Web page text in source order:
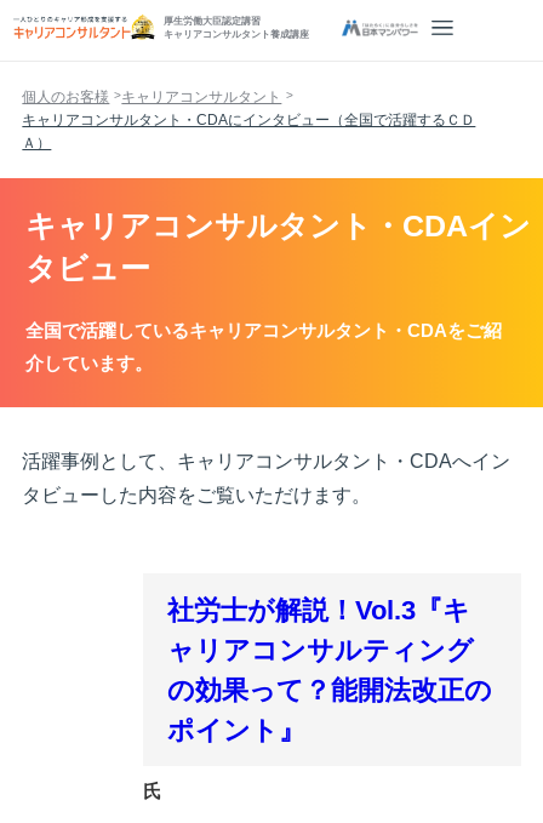
厚生労働大臣認定講習
キャリアコンサルタント養成講座
個人のお客様
キャリアコンサルタント
キャリアコンサルタント・CDAにインタビュー（全国で活躍するＣＤ
Ａ）
キャリアコンサルタント・CDAイン
タビュー
全国で活躍しているキャリアコンサルタント・CDAをご紹
介しています。
活躍事例として、キャリアコンサルタント・CDAへイン
タビューした内容をご覧いただけます。
社労士が解説！Vol.3『キ
ャリアコンサルティング
の効果って？能開法改正の
ポイント』
氏